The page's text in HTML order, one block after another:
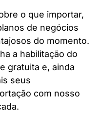
o que importar,
de negócios
do momento.
a habilitação do
gratuita e, ainda
seus
com nosso